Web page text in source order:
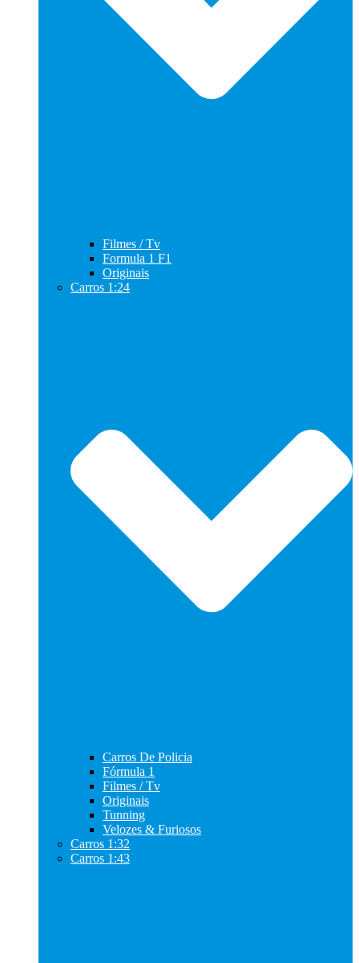
Filmes / Tv
Formula 1 F1
Originais
Carros 1:24
Carros De Policia
Fórmula 1
Filmes / Tv
Originais
Tunning
Velozes & Furiosos
Carros 1:32
Carros 1:43